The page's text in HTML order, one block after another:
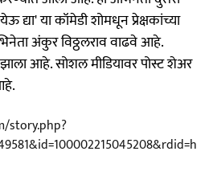
द्या' या कॉमेडी शोमधून प्रेक्षकांच्या
अंकुर विठ्ठलराव वाढवे आहे.
आहे. सोशल मीडियावर पोस्ट शेअर
story.php?